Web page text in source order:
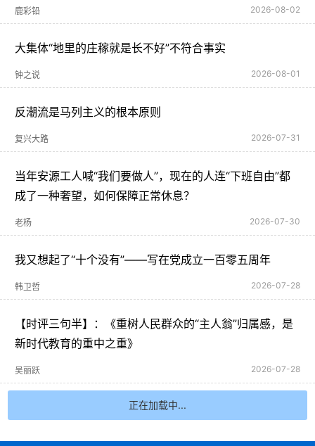
鹿彩铅 2026-08-02
大集体“地里的庄稼就是长不好”不符合事实
钟之说 2026-08-01
反潮流是马列主义的根本原则
复兴大路 2026-07-31
当年安源工人喊“我们要做人”，现在的人连“下班自由”都
成了一种奢望，如何保障正常休息？
老杨 2026-07-30
我又想起了“十个没有”——写在党成立一百零五周年
韩卫哲 2026-07-28
【时评三句半】：《重树人民群众的“主人翁”归属感，是
新时代教育的重中之重》
吴丽跃 2026-07-28
正在加载中...